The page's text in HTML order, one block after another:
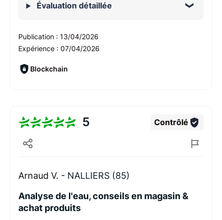
Évaluation détaillée
Publication : 13/04/2026
Expérience : 07/04/2026
Blockchain
5 Contrôlé
Arnaud V. - NALLIERS (85)
Analyse de l'eau, conseils en magasin &
achat produits